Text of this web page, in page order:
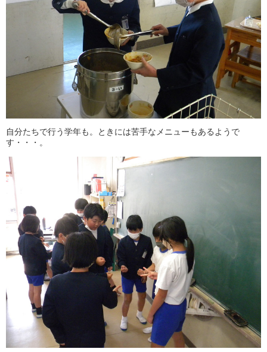
自分たちで行う学年も。ときには苦手なメニューもあるようで
す・・・。